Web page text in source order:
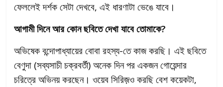
ফেললেই দর্শক সেটা দেখবে, এই ধারণাটা ভেঙে যাবে।
আগামী দিনে আর কোন ছবিতে দেখা যাবে তোমাকে?
অভিষেক বন্দোপাধ্যায়ের বোবা রহস্য-তে কাজ করছি। এই ছবিতে
বেণুদা (সব্যসাচী চক্রবর্তী) অনেক দিন পর একজন গোয়েন্দার
চরিত্রে অভিনয় করছেন। ওয়েব সিরিজ়ও করছি বেশ কয়েকটা,